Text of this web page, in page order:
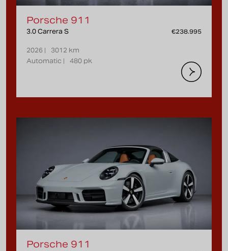
Porsche 911
3.0 Carrera S €238.995
2026 |
3012 km
Automatic |
480 pk
Porsche 911